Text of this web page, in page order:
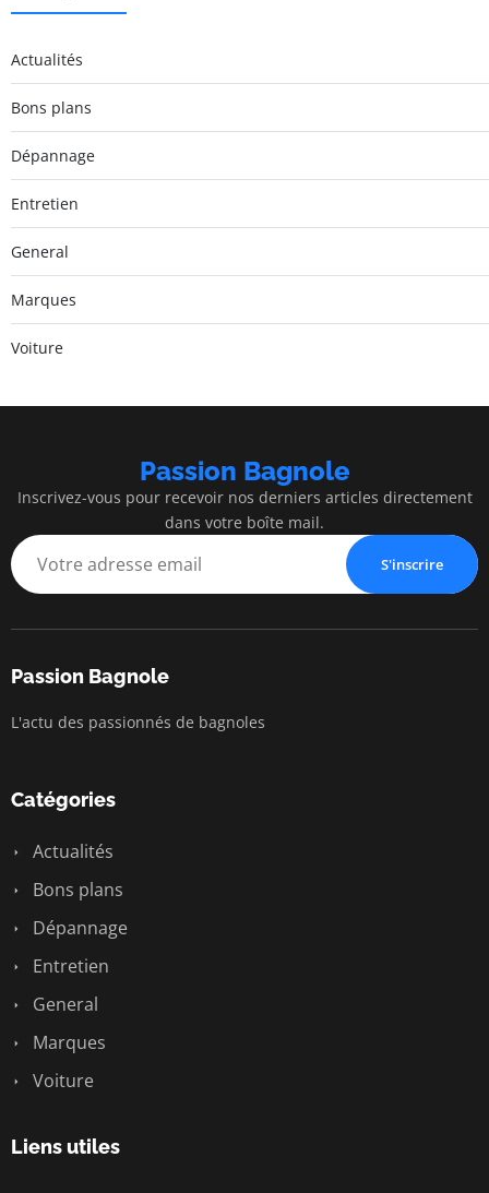
Actualités
Bons plans
Dépannage
Entretien
General
Marques
Voiture
Passion Bagnole
Inscrivez-vous pour recevoir nos derniers articles directement
dans votre boîte mail.
S'inscrire
Passion Bagnole
L'actu des passionnés de bagnoles
Catégories
Actualités
Bons plans
Dépannage
Entretien
General
Marques
Voiture
Liens utiles